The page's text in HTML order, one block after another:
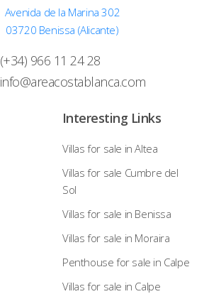
Avenida de la Marina 302
03720 Benissa (Alicante)
(+34) 966 11 24 28
info@areacostablanca.com
Interesting Links
Villas for sale in Altea
Villas for sale Cumbre del
Sol
Villas for sale in Benissa
Villas for sale in Moraira
Penthouse for sale in Calpe
Villas for sale in Calpe